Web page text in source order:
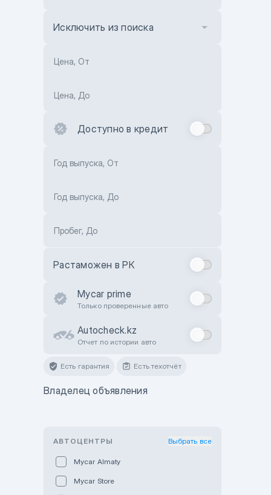
Исключить из поиска
Цена, От
Цена, До
Доступно в кредит
Год выпуска, От
Год выпуска, До
Пробег, До
Растаможен в РК
Mycar prime
Только проверенные авто
Autocheck.kz
Отчет по истории авто
Есть гарантия Есть техотчёт
Владелец объявления
АВТОЦЕНТРЫ Выбрать все
Mycar Almaty
Mycar Store